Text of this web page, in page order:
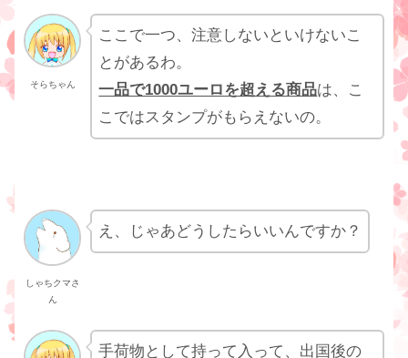
そらちゃん
ここで一つ、注意しないといけないこ
とがあるわ。
一品で1000ユーロを超える商品は、こ
こではスタンプがもらえないの。
しゃちクマさ
ん
え、じゃあどうしたらいいんですか？
手荷物として持って入って、出国後の